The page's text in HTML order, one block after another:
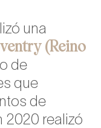
una
(Reino
de
que
de
2020 realizó